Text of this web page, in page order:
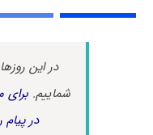
در این
شماییم.برای
در